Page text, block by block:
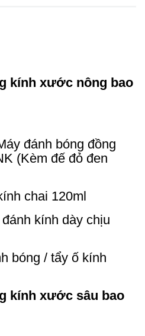
kính xước nông bao
đánh bóng đồng
(Kèm đế đỏ đen
chai 120ml
kính dày chịu
bóng / tẩy ố kính
kính xước sâu bao